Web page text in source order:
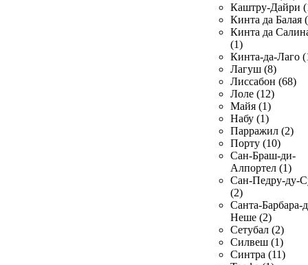
Каштру-Дайри
Кинта да Балая
Кинта да
(1)
Кинта-да-Лаго
Лагуш (8)
Лиссабон (68)
Лоле (12)
Майя (1)
Набу (1)
Парражил (2)
Порту (10)
Сан-Браш-ди-
Алпортел (1)
Сан-Педру-ду-
(2)
Санта-Барбара-
Неше (2)
Сетубал (2)
Силвеш (1)
Синтра (11)